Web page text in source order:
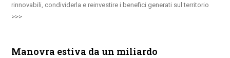
rinnovabili, condividerla e reinvestire i benefici generati sul territorio
Manovra estiva da un miliardo